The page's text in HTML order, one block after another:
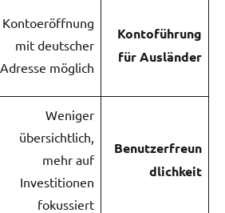
Kontoführung
für Ausländer
Kontoeröffnung
mit deutscher
Adresse möglich
Benutzerfreun
dlichkeit
Weniger
übersichtlich,
mehr auf
Investitionen
fokussiert